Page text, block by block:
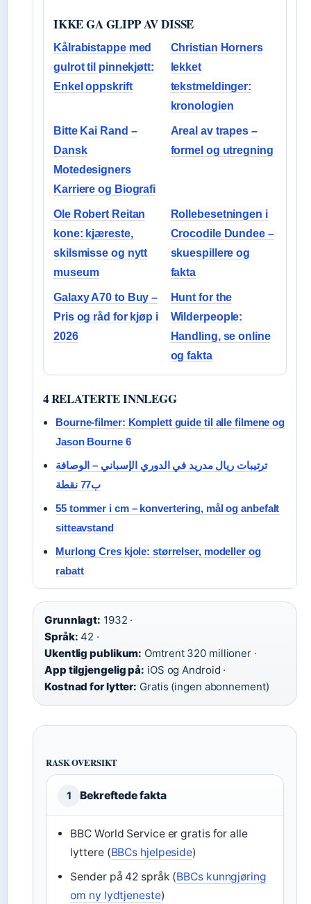
IKKE GA GLIPP AV DISSE
Kålrabistappe med
gulrot til pinnekjøtt:
Enkel oppskrift
Christian Horners
lekket
tekstmeldinger:
kronologien
Bitte Kai Rand –
Dansk
Motedesigners
Karriere og Biografi
Areal av trapes –
formel og utregning
Ole Robert Reitan
kone: kjæreste,
skilsmisse og nytt
museum
Rollebesetningen i
Crocodile Dundee –
skuespillere og
fakta
Galaxy A70 to Buy –
Pris og råd for kjøp i
2026
Hunt for the
Wilderpeople:
Handling, se online
og fakta
4 RELATERTE INNLEGG
Bourne-filmer: Komplett guide til alle filmene og
Jason Bourne 6
ترتيبات ريال مدريد في الدوري الإسباني – الوصافة
ب77 نقطة
55 tommer i cm – konvertering, mål og anbefalt
sitteavstand
Murlong Cres kjole: størrelser, modeller og
rabatt
Grunnlagt: 1932 ·
Språk: 42 ·
Ukentlig publikum: Omtrent 320 millioner ·
App tilgjengelig på: iOS og Android ·
Kostnad for lytter: Gratis (ingen abonnement)
RASK OVERSIKT
1 Bekreftede fakta
BBC World Service er gratis for alle
lyttere (BBCs hjelpeside)
Sender på 42 språk (BBCs kunngjøring
om ny lydtjeneste)